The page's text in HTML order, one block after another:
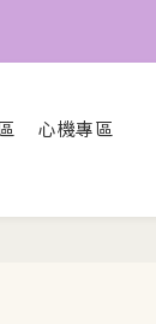
心機專區